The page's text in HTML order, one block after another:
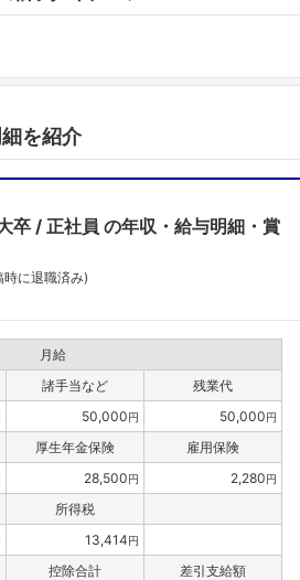
を紹介
卒 正社員 の年収・給与明細・賞
に退職済み)
月給
諸手当など
残業代
50,000円 50,000円
厚生年金保険
雇用保険
28,500円 2,280円
所得税
13,414円
控除合計
差引支給額